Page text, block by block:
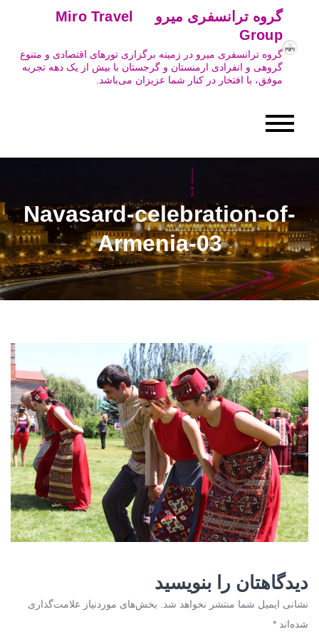
content
گروه ترانسفری میرو Miro Travel
Group
گروه ترانسفری میرو در زمینه برگزاری تورهای اقتصادی و متنوع
گروهی و انفرادی ارمنستان و گرجستان با بیش از یک دهه تجربه
موفق، با افتخار در کنار شما عزیزان می‌باشد.
Navasard-celebration-of-
Armenia-03
دیدگاهتان را بنویسید
نشانی ایمیل شما منتشر نخواهد شد.
بخش‌های موردنیاز علامت‌گذاری
شده‌اند *